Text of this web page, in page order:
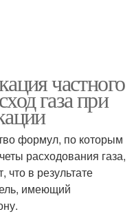
частного
газа при
формул, по которым
расходования газа,
в результате
имеющий